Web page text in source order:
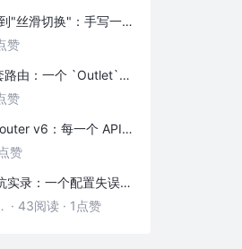
素
白图片
从"整个页面刷新"到"丝滑切换"：手写一个 HashRouter 彻底搞懂前端路由
赞
React Router 嵌套路由：一个 `Outlet` 引发的布局思考
赞
从零理解 React Router v6：每一个 API 都是怎么工作的
赞
Redis缓存回滚踩坑实录：一个配置失误，让我在凌晨3点丢了3000条数据
· 43阅读 · 1点赞